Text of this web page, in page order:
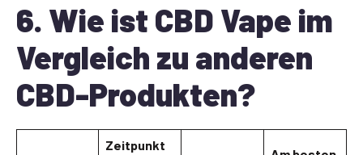
6. Wie ist CBD Vape im
Vergleich zu anderen
CBD-Produkten?
Zeitpunkt